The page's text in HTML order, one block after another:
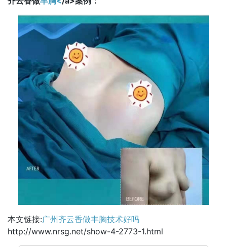
本文链接:广州齐云香做丰胸技术好吗
http://www.nrsg.net/show-4-2773-1.html